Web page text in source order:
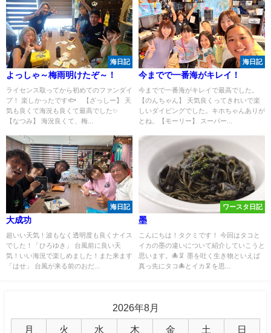
海日記
よっしゃ～梅雨明けたぞ～！
ライセンス取ってから初めてのファンダイ
ブ！ 楽しかったです🐟 【ざっしー】 天
気も良くて海況も良くて最高でした✨
【なつみ】 海況良くて、梅...
海日記
今までで一番海がキレイ！
今までで一番海がキレイで最高でした。
【のんちゃん】 天気良くってきれいで楽
しいダイビングでした。キホちゃんありが
とね。【モーリー】 スーパー...
海日記
大成功
超いい天気！波もなく透明度も良くナイス
でした！「ひろゆき」 台風前に良い天
気！いい海況で楽しめました！また来ます
「はせ」 台風が来る前のおだ...
ワースタ日記
墨
こんにちは！タクミです！ 今回はタコと
イカの墨の違いについて紹介していこうと
思います。🐙🦑 墨を吐く生き物といえば
真っ先にタコ🐙とイカ🦑を思...
2026年8月
月 火 水 木 金 土 日